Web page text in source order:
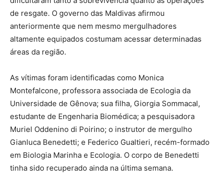
de resgate. O governo das Maldivas afirmou
anteriormente que nem mesmo mergulhadores
altamente equipados costumam acessar determinadas
áreas da região.
As vítimas foram identificadas como Monica
Montefalcone, professora associada de Ecologia da
Universidade de Gênova; sua filha, Giorgia Sommacal,
estudante de Engenharia Biomédica; a pesquisadora
Muriel Oddenino di Poirino; o instrutor de mergulho
Gianluca Benedetti; e Federico Gualtieri, recém-formado
em Biologia Marinha e Ecologia. O corpo de Benedetti
tinha sido recuperado ainda na última semana.